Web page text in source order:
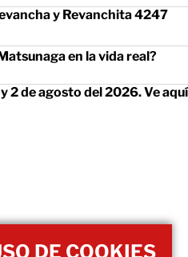
y Revanchita 4247
en la vida real?
2 de agosto del 2026. Ve aquí
DE COOKIES